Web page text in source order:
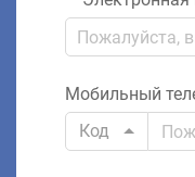
Мобильный
Код